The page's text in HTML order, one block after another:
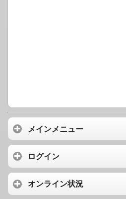
メインメニュー
ログイン
オンライン状況